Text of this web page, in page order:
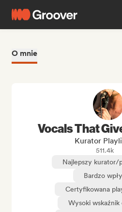
O mnie
Vocals That
Kurator
511.4k
Najlepszy kurator/
Bardzo
Certyfikowana
Wysoki